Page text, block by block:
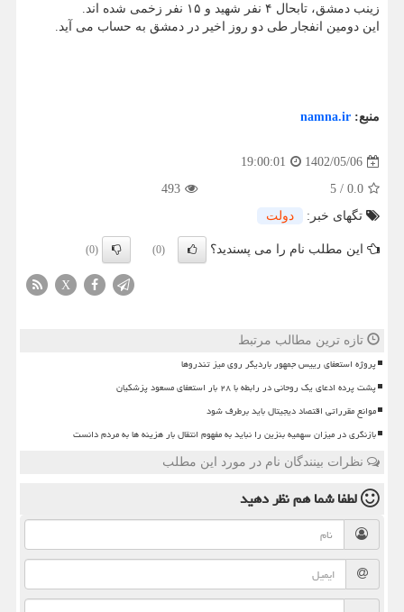
زینب دمشق، تابحال ۴ نفر شهید و ۱۵ نفر زخمی شده اند.
این دومین انفجار طی دو روز اخیر در دمشق به حساب می آید.
منبع: namna.ir
1402/05/06
19:00:01
0.0
/
5
493
تگهای خبر:
دولت
این مطلب نام را می پسندید؟ (0)
(0)
X
تازه ترین مطالب مرتبط
پروژه استعفای رییس جمهور باردیگر روی میز تندروها
پشت پرده ادعای یک روحانی در رابطه با ۲۸ بار استعفای مسعود پزشکیان
موانع مقرراتی اقتصاد دیجیتال باید برطرف شود
بازنگری در میزان سهمیه بنزین را نباید به مفهوم انتقال بار هزینه ها به مردم دانست
نظرات بینندگان نام در مورد این مطلب
لطفا شما همنظر دهید